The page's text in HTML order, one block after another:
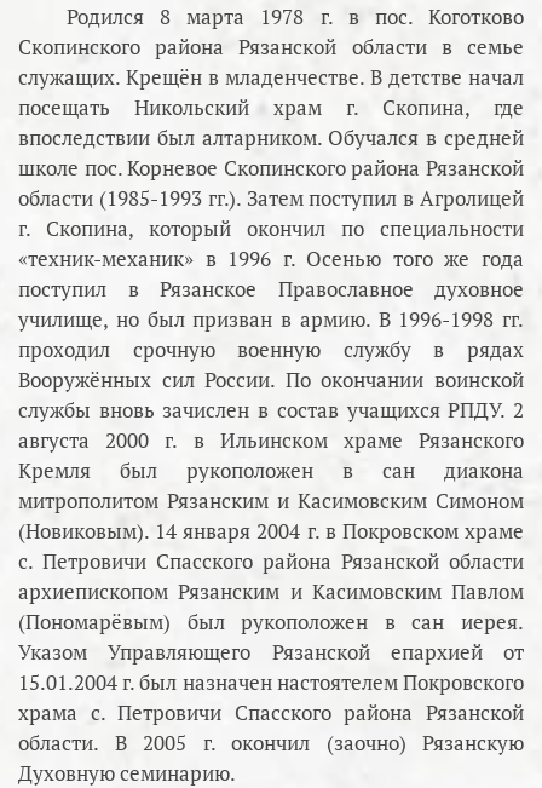
Родился 8 марта 1978 г. в пос. Коготково
Скопинского района Рязанской области в семье
служащих. Крещён в младенчестве. В детстве начал
посещать Никольский храм г. Скопина, где
впоследствии был алтарником. Обучался в средней
школе пос. Корневое Скопинского района Рязанской
области (1985-1993 гг.). Затем поступил в Агролицей
г. Скопина, который окончил по специальности
«техник-механик» в 1996 г. Осенью того же года
поступил в Рязанское Православное духовное
училище, но был призван в армию. В 1996-1998 гг.
проходил срочную военную службу в рядах
Вооружённых сил России. По окончании воинской
службы вновь зачислен в состав учащихся РПДУ. 2
августа 2000 г. в Ильинском храме Рязанского
Кремля был рукоположен в сан диакона
митрополитом Рязанским и Касимовским Симоном
(Новиковым). 14 января 2004 г. в Покровском храме
с. Петровичи Спасского района Рязанской области
архиепископом Рязанским и Касимовским Павлом
(Пономарёвым) был рукоположен в сан иерея.
Указом Управляющего Рязанской епархией от
15.01.2004 г. был назначен настоятелем Покровского
храма с. Петровичи Спасского района Рязанской
области. В 2005 г. окончил (заочно) Рязанскую
Духовную семинарию.